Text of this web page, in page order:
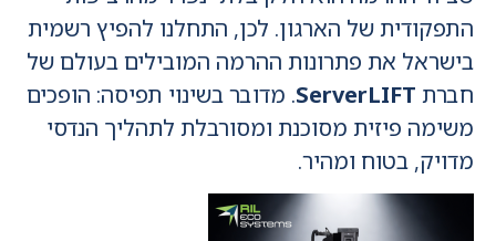
התפקודית של הארגון. לכן, התחלנו להפיץ רשמית
בישראל את פתרונות ההרמה המובילים בעולם של
חברת ServerLIFT. מדובר בשינוי תפיסה: הופכים
משימה פיזית מסוכנת ומסורבלת לתהליך הנדסי
מדויק, בטוח ומהיר.